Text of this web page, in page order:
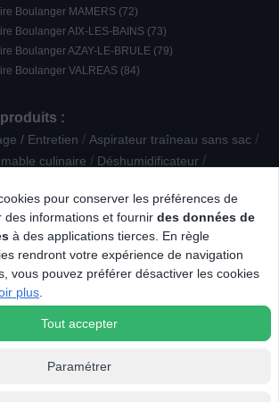
pour conserver les préférences de
des informations et fournir des données de
à des applications tierces. En règle
rendront votre expérience de navigation
vous pouvez préférer désactiver les cookies
plus
Tout accepter
Paramétrer
Boulanger MAMERS (72)
Boulanger AIX-LES-BAINS (73)
Boulanger AZAY-LE-BRULE (79)
Boulanger VALREAS (84)
:
/ Entretien / Aspirateur traîneau sans sac /
culinaire / Déshumidificateur /
/ Télécommande
/ Conservation / Repas nomade /
Imprimante multifonction jet d'encre
dentaire Purificateur Four Email
Bracelet pour montre
auriculaire / Clavier gamer / TV LED 8K